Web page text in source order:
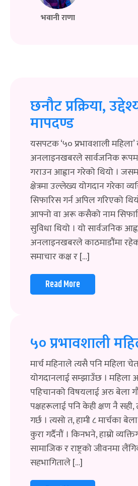
भवानी राणा
छनौट प्रक्रिया,
मापदण्ड
यसपटक ‘५० प्रभावशाली
अनलाइनखबरले सार्वजनिक
गराउन आह्वान गरेको थियो ।
क्षेत्रमा उल्लेख्य योगदान गरेका
सिफारिस गर्न अपिल गरिएको
आफ्नो वा अरू कसैको नाम
सुविधा थियो । यो सार्वजनिक
अनलाइनखबरले काठमाडौंमा
समाचार कक्ष र […]
Read More
५० प्रभावशाली
मार्च महिनाले त्यसै पनि महिला
योगदानलाई सम्झाउँछ । महिला
पहिचानको विषयलाई अरु बेला
पक्षहरूलाई पनि केही क्षण नै सही,
गर्छ । त्यसो त, हामी ८ मार्चका
कुरा गर्दैनौं । किनभने, हाम्रो
सामाजिक र राष्ट्रको जीवनमा
सहभागिताले […]